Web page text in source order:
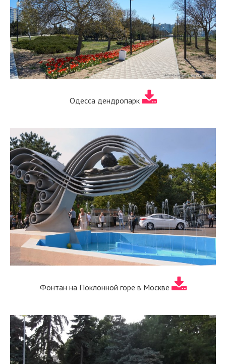
Одесса дендропарк
Фонтан на Поклонной горе в Москве